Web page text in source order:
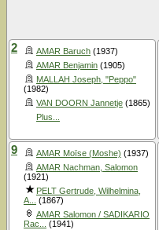
2 AMAR Baruch (1937)
AMAR Benjamin (1905)
MALLAH Joseph, "Peppo"
(1982)
VAN DOORN Jannetje (1865)
Plus...
9 AMAR Moïse (Moshe) (1937)
AMAR Nachman, Salomon
(1921)
PELT Gertrude, Wilhelmina,
A...
(1867)
AMAR Salomon / SADIKARIO
Rac...
(1941)